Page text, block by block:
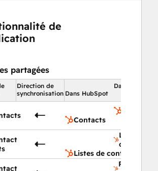
de
partagées
Direction de
synchronisation
Dans HubSpot
Dans HubSpot
Contacts
Listes de
contacts
Listes de contacts
Propriétés